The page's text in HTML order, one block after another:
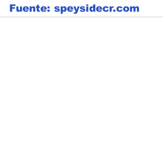
Fuente: speysidecr.com